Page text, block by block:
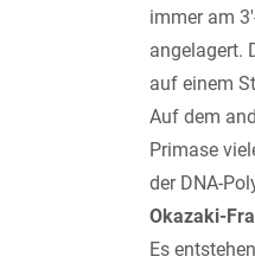
immer am
angelagert.
auf einem
Auf dem
Primase
der DNA-
Okazaki-
Es